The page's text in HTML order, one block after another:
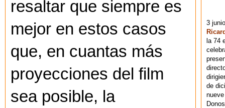
resaltar que siempre es
mejor en estos casos
que, en cuantas más
proyecciones del film
sea posible, la
3
la 74
de